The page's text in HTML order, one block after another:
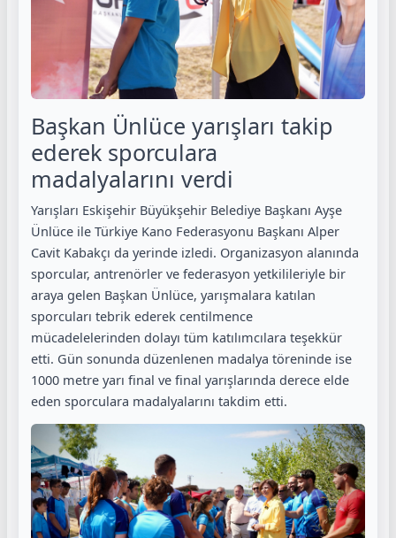
Başkan Ünlüce yarışları takip
ederek sporculara
madalyalarını verdi
Yarışları Eskişehir Büyükşehir Belediye Başkanı Ayşe
Ünlüce ile Türkiye Kano Federasyonu Başkanı Alper
Cavit Kabakçı da yerinde izledi. Organizasyon alanında
sporcular, antrenörler ve federasyon yetkilileriyle bir
araya gelen Başkan Ünlüce, yarışmalara katılan
sporcuları tebrik ederek centilmence
mücadelelerinden dolayı tüm katılımcılara teşekkür
etti. Gün sonunda düzenlenen madalya töreninde ise
1000 metre yarı final ve final yarışlarında derece elde
eden sporculara madalyalarını takdim etti.